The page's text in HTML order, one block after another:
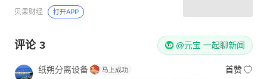
贝果财经 打开APP
评论 3 @元宝 一起聊新闻
纸朔分离设备
首赞